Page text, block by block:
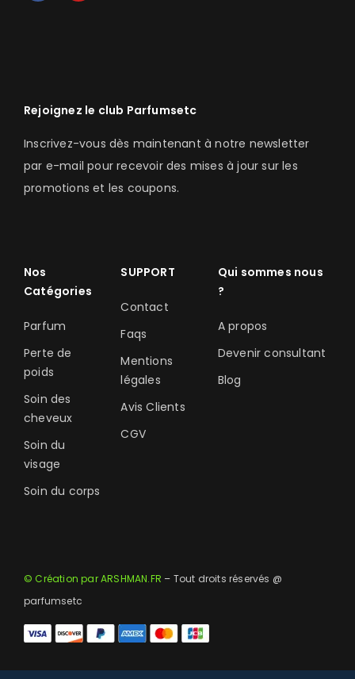
Qui sommes nous
?
A propos
Devenir consultant
Blog
SUPPORT
Contact
Faqs
Mentions
légales
Avis Clients
CGV
Nos
Catégories
Parfum
Perte de
poids
Soin des
cheveux
Soin du
visage
Soin du corps
Rejoignez le club Parfumsetc
Inscrivez-vous dès maintenant à notre newsletter
par e-mail pour recevoir des mises à jour sur les
promotions et les coupons.
© Création par ARSHMAN.FR – Tout droits réservés @
parfumsetc